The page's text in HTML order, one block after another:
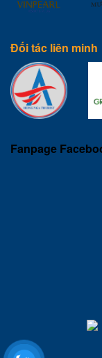
Đối tác liên minh
Fanpage